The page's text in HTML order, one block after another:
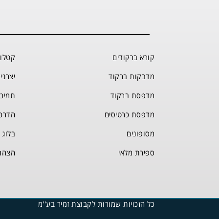
קורא ברקודים
מדבקות ברקוד
מדפסת ברקוד
מדפסת כרטיסים
מסופונים
ספירת מלאי
בלוג
כל הזכויות שמורות לקבוצת זמיר בע''מ